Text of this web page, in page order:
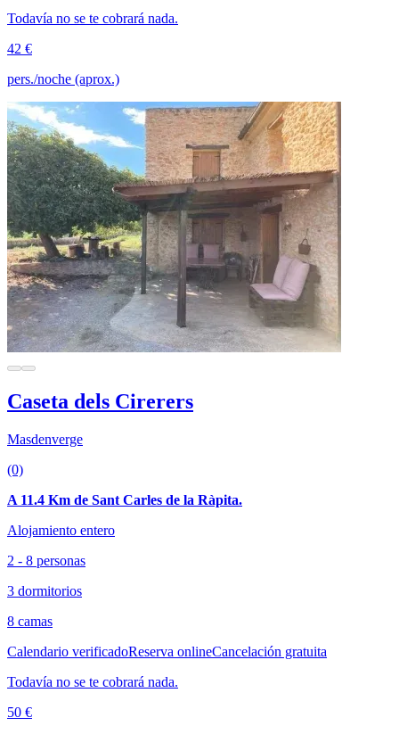
Todavía no se te cobrará nada.
42 €
pers./noche (aprox.)
Caseta dels Cirerers
Masdenverge
(0)
A 11.4 Km de Sant Carles de la Ràpita.
Alojamiento entero
2 - 8 personas
3 dormitorios
8 camas
Calendario verificadoReserva onlineCancelación gratuita
Todavía no se te cobrará nada.
50 €